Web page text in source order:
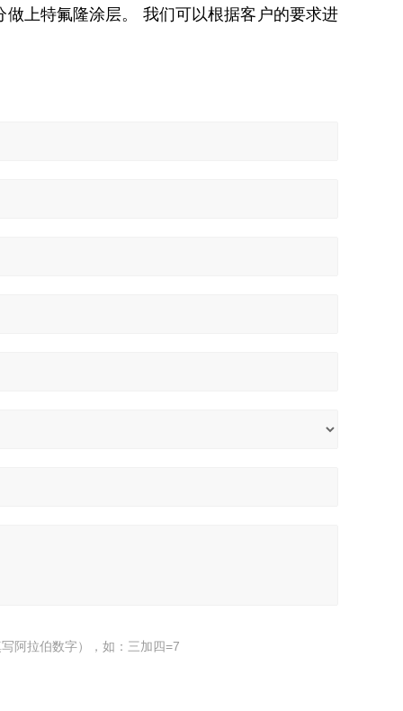
上特氟隆涂层。 我们可以根据客户的要求进
阿拉伯数字），如：三加四=7